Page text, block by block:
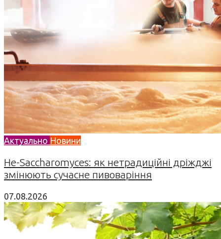
Актуально Новини
Не-Saccharomyces: як нетрадиційні дріжджі
змінюють сучасне пивоваріння
07.08.2026